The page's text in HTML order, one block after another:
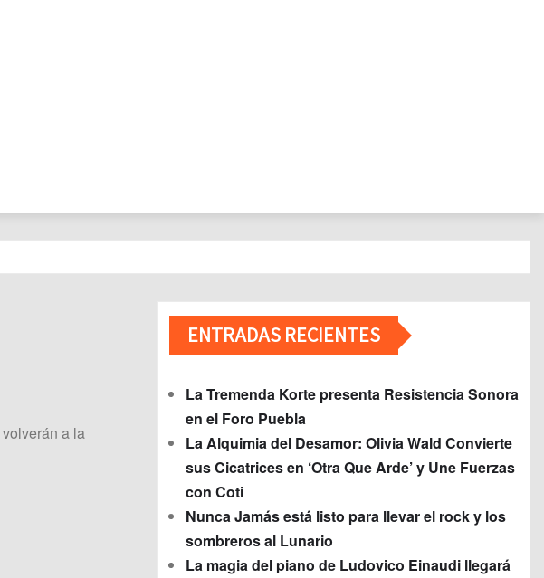
volverán a la
ENTRADAS RECIENTES
La Tremenda Korte presenta Resistencia Sonora
en el Foro Puebla
La Alquimia del Desamor: Olivia Wald Convierte
sus Cicatrices en ‘Otra Que Arde’ y Une Fuerzas
con Coti
Nunca Jamás está listo para llevar el rock y los
sombreros al Lunario
La magia del piano de Ludovico Einaudi llegará